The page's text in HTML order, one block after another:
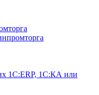
1C:ERP, 1С:КА или